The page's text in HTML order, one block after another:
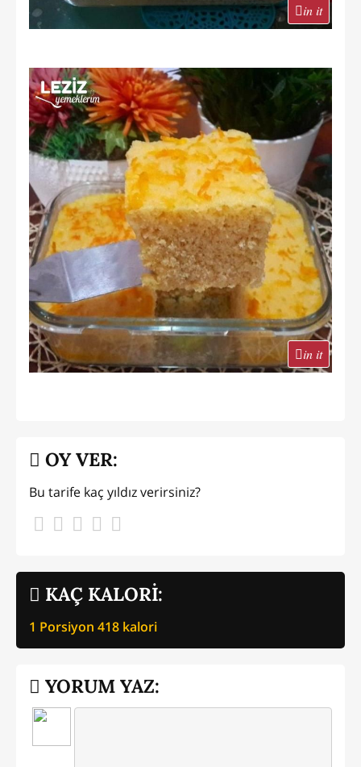
in it
in it
KAÇ KALORİ:
1 Porsiyon 418 kalori
OY VER:
Bu tarife kaç yıldız verirsiniz?
YORUM YAZ: